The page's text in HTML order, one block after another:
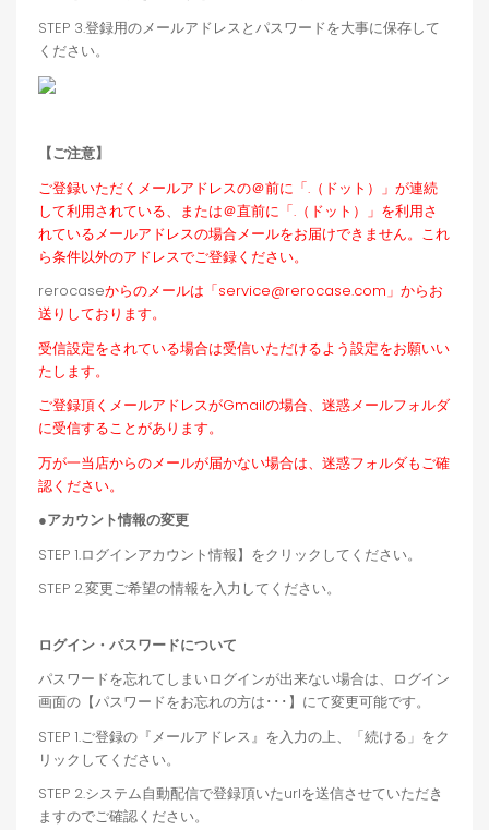
STEP 3.登録用のメールアドレスとパスワードを大事に保存して
ください。
【ご注意】
ご登録いただくメールアドレスの＠前に「.（ドット）」が連続
して利用されている、または＠直前に「.（ドット）」を利用さ
れているメールアドレスの場合メールをお届けできません。これ
ら条件以外のアドレスでご登録ください。
rerocaseからのメールは「service@rerocase.com」からお
送りしております。
受信設定をされている場合は受信いただけるよう設定をお願いい
たします。
ご登録頂くメールアドレスがGmailの場合、迷惑メールフォルダ
に受信することがあります。
万が一当店からのメールが届かない場合は、迷惑フォルダもご確
認ください。
●アカウント情報の変更
STEP 1.ログインアカウント情報】をクリックしてください。
STEP 2.変更ご希望の情報を入力してください。
ログイン・パスワードについて
パスワードを忘れてしまいログインが出来ない場合は、ログイン
画面の【パスワードをお忘れの方は･･･】にて変更可能です。
STEP 1.ご登録の『メールアドレス』を入力の上、「続ける」をク
リックしてください。
STEP 2.システム自動配信で登録頂いたurlを送信させていただき
ますのでご確認ください。